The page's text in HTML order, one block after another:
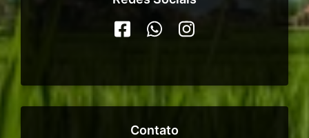
Contato